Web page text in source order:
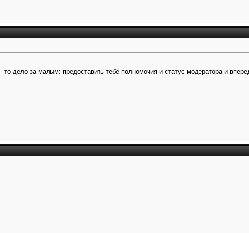
дело за малым: предоставить тебе полномочия и статус модератора и